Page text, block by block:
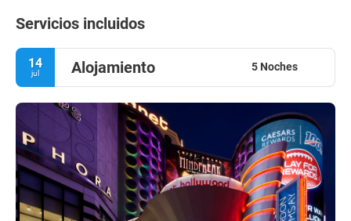
Servicios incluidos
14
jul Alojamiento 5 Noches